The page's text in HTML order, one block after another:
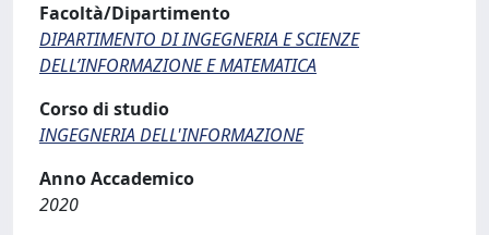
Facoltà/Dipartimento
DIPARTIMENTO DI INGEGNERIA E SCIENZE
DELL’INFORMAZIONE E MATEMATICA
Corso di studio
INGEGNERIA DELL'INFORMAZIONE
Anno Accademico
2020